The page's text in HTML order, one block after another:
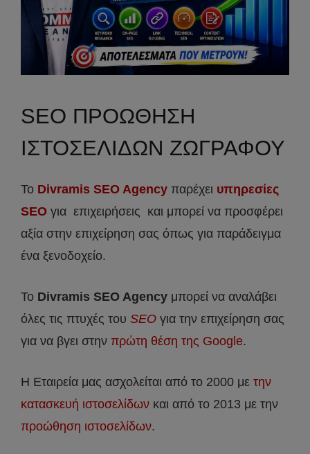
SEO ΠΡΟΩΘΗΣΗ
ΙΣΤΟΣΕΛΙΔΩΝ ΖΩΓΡΑΦΟΥ
Το Divramis SEO Agency παρέχει υπηρεσίες
SEO για επιχειρήσεις και μπορεί να προσφέρει
αξία στην επιχείρηση σας όπως για παράδειγμα
ένα ξενοδοχείο.
Το Divramis SEO Agency μπορεί να αναλάβει
όλες τις πτυχές του SEO για την επιχείρηση σας
για να βγει στην πρώτη θέση της Google.
Η Εταιρεία μας ασχολείται από το 2000 με την
κατασκευή ιστοσελίδων και από το 2013 με την
προώθηση ιστοσελίδων.